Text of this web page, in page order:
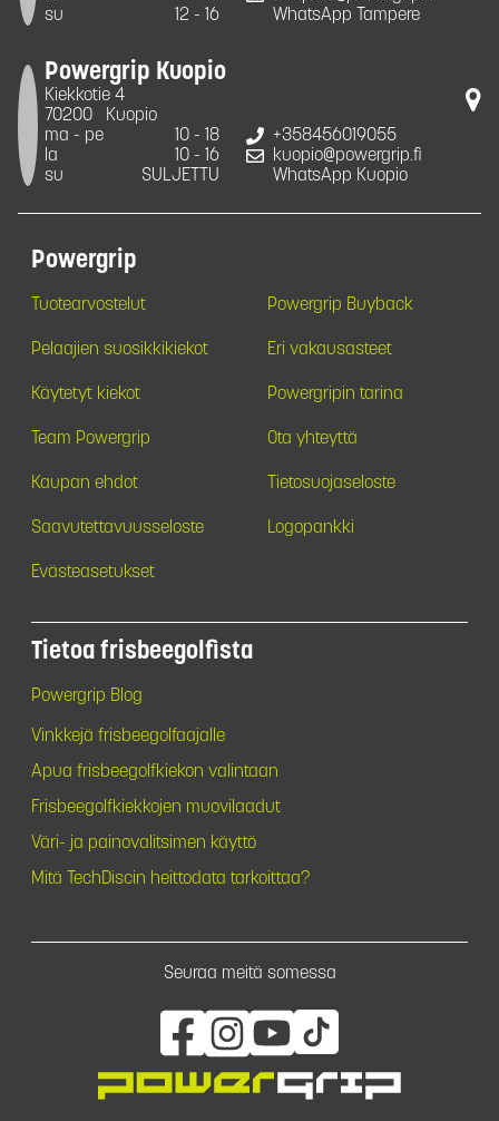
su
12 - 16
WhatsApp Tampere
Powergrip Kuopio
Kiekkotie 4
70200
Kuopio
ma - pe
10 - 18
la
10 - 16
su
SULJETTU
+358456019055
kuopio@powergrip.fi
WhatsApp Kuopio
Powergrip
Tuotearvostelut Powergrip Buyback
Pelaajien suosikkikiekot Eri vakausasteet
Käytetyt kiekot Powergripin tarina
Team Powergrip Ota yhteyttä
Kaupan ehdot Tietosuojaseloste
Saavutettavuusseloste Logopankki
Evästeasetukset
Tietoa frisbeegolfista
Powergrip Blog
Vinkkejä frisbeegolfaajalle
Apua frisbeegolfkiekon valintaan
Frisbeegolfkiekkojen muovilaadut
Väri- ja painovalitsimen käyttö
Mitä TechDiscin heittodata tarkoittaa?
Seuraa meitä somessa